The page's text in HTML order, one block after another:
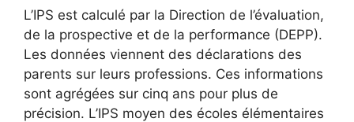
L’IPS est calculé par la Direction de l’évaluation,
de la prospective et de la performance (DEPP).
Les données viennent des déclarations des
parents sur leurs professions. Ces informations
sont agrégées sur cinq ans pour plus de
précision. L’IPS moyen des écoles élémentaires